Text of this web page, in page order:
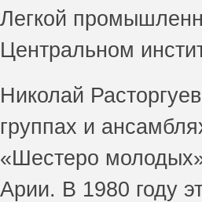
Легкой
Центральном
Николай
группах и
«Шестеро
Арии. В 1980 году